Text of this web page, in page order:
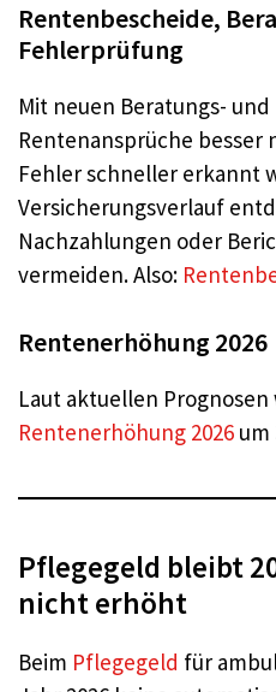
Rentenbescheide,
Fehlerprüfung
Mit neuen Beratungs-
Rentenansprüche besser
Fehler schneller erkannt
Versicherungsverlauf
Nachzahlungen oder
vermeiden. Also:
Rentenerhöhung 2026
Laut aktuellen Prognosen
Rentenerhöhung 2026 um
Pflegegeld bleibt
nicht erhöht
Beim Pflegegeld für